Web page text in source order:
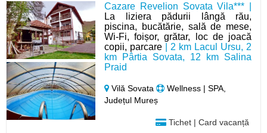
Cazare Revelion Sovata Vila*** |
La liziera pădurii lângă rău,
piscina, bucătărie, sală de mese,
Wi-Fi, foișor, grătar, loc de joacă
copii, parcare | 2 km Lacul Ursu, 2
km Pârtia Sovata, 12 km Salina
Praid
Vilă Sovata
Wellness | SPA,
Județul Mureș
Tichet | Card vacanță